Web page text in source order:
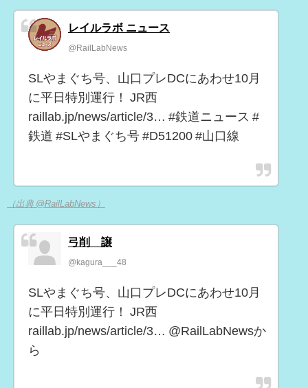
レイルラボ ニュース
@RailLabNews
SLやまぐち号、山口プレDCにあわせ10月
に平日特別運行！ JR西
raillab.jp/news/article/3… #鉄道ニュース #
鉄道 #SLやまぐち号 #D51200 #山口線
（出典 @RailLabNews）
弓削 譲
@kagura___48
SLやまぐち号、山口プレDCにあわせ10月
に平日特別運行！ JR西
raillab.jp/news/article/3… @RailLabNewsか
ら